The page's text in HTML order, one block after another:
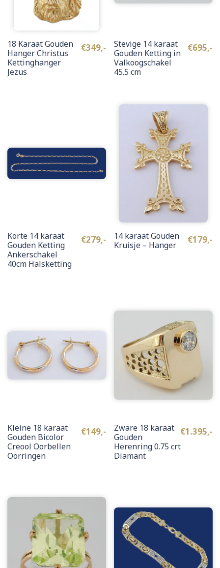
€349,-
18 Karaat Gouden
Hanger Christus
Kettinghanger
Jezus
€695,-
Stevige 14 karaat
Gouden Ketting in
Valkoogschakel
45.5 cm
€279,-
Korte 14 karaat
Gouden Ketting
Ankerschakel
40cm Halsketting
€179,-
14 karaat Gouden
Kruisje – Hanger
€149,-
Kleine 18 karaat
Gouden Bicolor
Creool Oorbellen
Oorringen
€1.395,-
Zware 18 karaat
Gouden
Herenring 0.75 crt
Diamant